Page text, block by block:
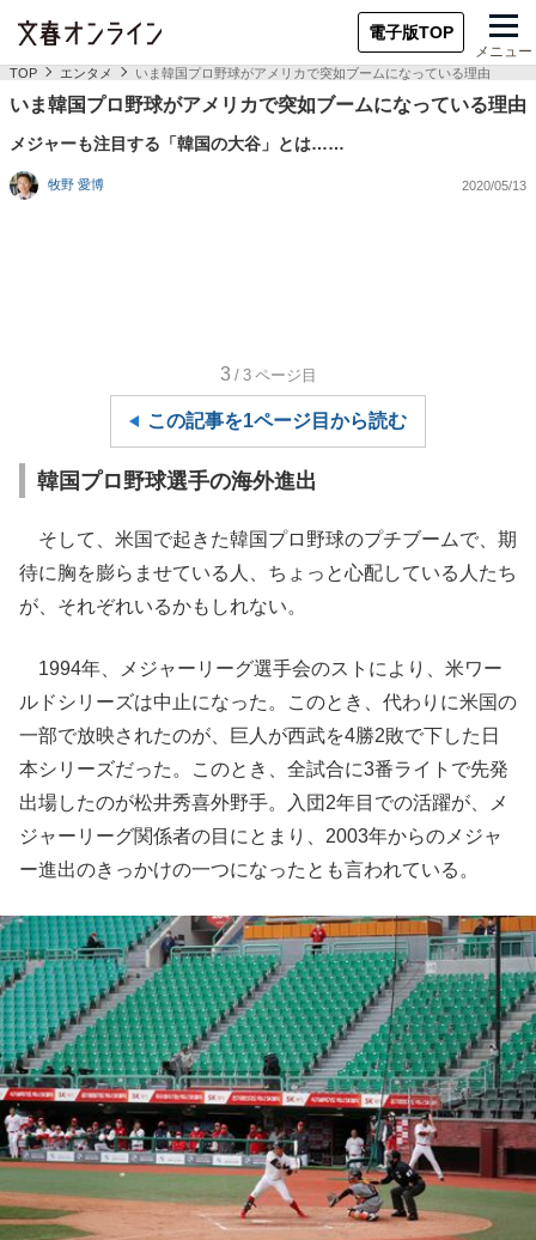
電子版TOP
メニュー
TOP エンタメ いま韓国プロ野球がアメリカで突如ブームになっている理由
いま韓国プロ野球がアメリカで突如ブームになっている理由
メジャーも注目する「韓国の大谷」とは……
牧野 愛博 2020/05/13
3 /3 ページ目
この記事を1ページ目から読む
韓国プロ野球選手の海外進出
そして、米国で起きた韓国プロ野球のプチブームで、期
待に胸を膨らませている人、ちょっと心配している人たち
が、それぞれいるかもしれない。
1994年、メジャーリーグ選手会のストにより、米ワー
ルドシリーズは中止になった。このとき、代わりに米国の
一部で放映されたのが、巨人が西武を4勝2敗で下した日
本シリーズだった。このとき、全試合に3番ライトで先発
出場したのが松井秀喜外野手。入団2年目での活躍が、メ
ジャーリーグ関係者の目にとまり、2003年からのメジャ
ー進出のきっかけの一つになったとも言われている。